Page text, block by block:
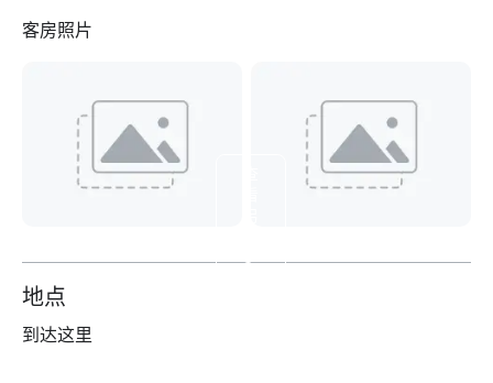
客房照片
8
地点
到达这里